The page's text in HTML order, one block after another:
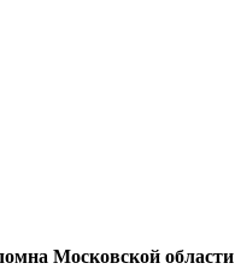
Московской области